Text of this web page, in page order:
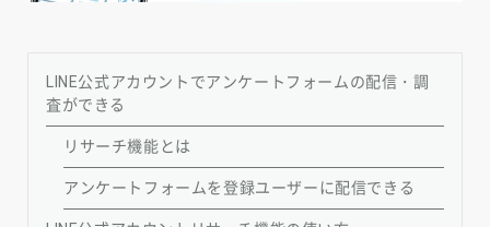
LINE公式アカウントでアンケートフォームの配信・調
査ができる
リサーチ機能とは
アンケートフォームを登録ユーザーに配信できる